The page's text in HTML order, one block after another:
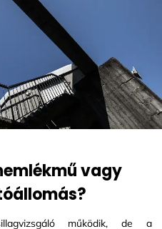
vagy
működik, de a